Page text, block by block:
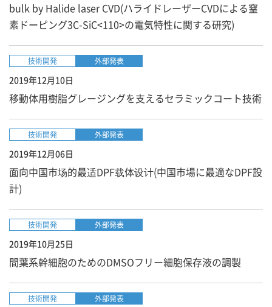
bulk by Halide laser CVD(ハライドレーザーCVDによる窒
素ドーピング3C-SiC<110>の電気特性に関する研究)
技術開発 外部発表
2019年12月10日
移動体用樹脂グレージングを支える​セラミックコート技術​
技術開発 外部発表
2019年12月06日
面向中国市场的最适DPF载体设计(中国市場に最適なDPF設
計)
技術開発 外部発表
2019年10月25日
間葉系幹細胞のためのDMSOフリー細胞保存液の調製
技術開発 外部発表